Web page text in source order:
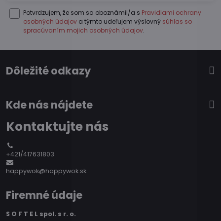
Potvrdzujem, že som sa oboznámil/a s Pravidlami ochrany
osobných údajov a týmto udeľujem výslovný súhlas so
spracúvaním mojich osobných údajov.
Dôležité odkazy
Kde nás nájdete
Kontaktujte nás
+421/417631803
happywok@happywok.sk
Firemné údaje
S O F T E L spol. s r. o.